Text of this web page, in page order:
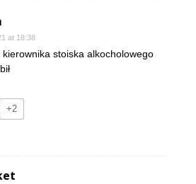
at 18:38
kierownika stoiska alkocholowego
+2